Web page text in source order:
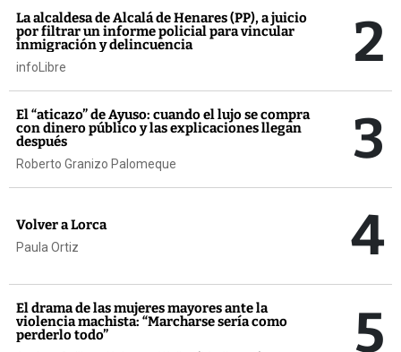
La alcaldesa de Alcalá de Henares (PP), a juicio
por filtrar un informe policial para vincular
inmigración y delincuencia
infoLibre 2
El “aticazo” de Ayuso: cuando el lujo se compra
con dinero público y las explicaciones llegan
después
Roberto Granizo Palomeque 3
Volver a Lorca
Paula Ortiz 4
El drama de las mujeres mayores ante la
violencia machista: “Marcharse sería como
perderlo todo”
5